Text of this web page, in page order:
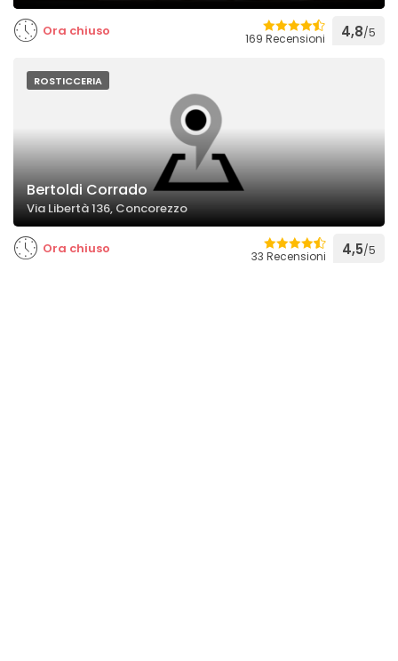
Ora chiuso 169 Recensioni 4,8/5
ROSTICCERIA
Bertoldi Corrado
Via Libertà 136, Concorezzo
Ora chiuso 33 Recensioni 4,5/5